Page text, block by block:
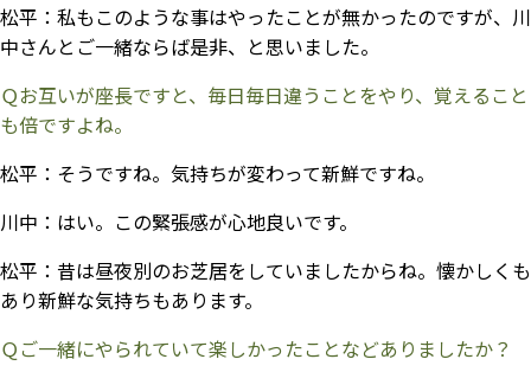
松平： 私もこのような事はやったことが無かったのですが、川
中さんとご一緒ならば是非、と思いました。
Ｑお互いが座長ですと、毎日毎日違うことをやり、覚えること
も倍ですよね。
松平： そうですね。気持ちが変わって新鮮ですね。
川中： はい。この緊張感が心地良いです。
松平： 昔は昼夜別のお芝居をしていましたからね。懐かしくも
あり新鮮な気持ちもあります。
Ｑご一緒にやられていて楽しかったことなどありましたか？